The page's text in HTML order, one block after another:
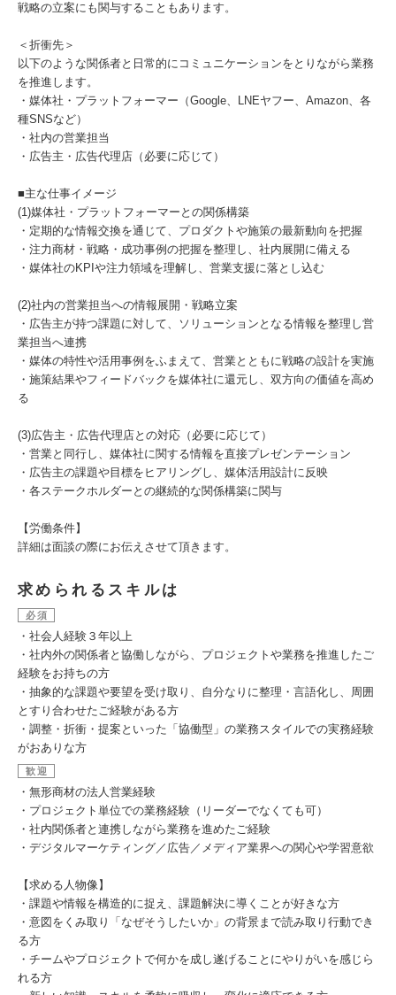
戦略の立案にも関与することもあります。
＜折衝先＞
以下のような関係者と日常的にコミュニケーションをとりながら業務
を推進します。
・媒体社・プラットフォーマー（Google、LNEヤフー、Amazon、各
種SNSなど）
・社内の営業担当
・広告主・広告代理店（必要に応じて）
■主な仕事イメージ
(1)媒体社・プラットフォーマーとの関係構築
・定期的な情報交換を通じて、プロダクトや施策の最新動向を把握
・注力商材・戦略・成功事例の把握を整理し、社内展開に備える
・媒体社のKPIや注力領域を理解し、営業支援に落とし込む
(2)社内の営業担当への情報展開・戦略立案
・広告主が持つ課題に対して、ソリューションとなる情報を整理し営
業担当へ連携
・媒体の特性や活用事例をふまえて、営業とともに戦略の設計を実施
・施策結果やフィードバックを媒体社に還元し、双方向の価値を高め
る
(3)広告主・広告代理店との対応（必要に応じて）
・営業と同行し、媒体社に関する情報を直接プレゼンテーション
・広告主の課題や目標をヒアリングし、媒体活用設計に反映
・各ステークホルダーとの継続的な関係構築に関与
【労働条件】
詳細は面談の際にお伝えさせて頂きます。
求められるスキルは
必須
・社会人経験３年以上
・社内外の関係者と協働しながら、プロジェクトや業務を推進したご
経験をお持ちの方
・抽象的な課題や要望を受け取り、自分なりに整理・言語化し、周囲
とすり合わせたご経験がある方
・調整・折衝・提案といった「協働型」の業務スタイルでの実務経験
がおありな方
歓迎
・無形商材の法人営業経験
・プロジェクト単位での業務経験（リーダーでなくても可）
・社内関係者と連携しながら業務を進めたご経験
・デジタルマーケティング／広告／メディア業界への関心や学習意欲
【求める人物像】
・課題や情報を構造的に捉え、課題解決に導くことが好きな方
・意図をくみ取り「なぜそうしたいか」の背景まで読み取り行動でき
る方
・チームやプロジェクトで何かを成し遂げることにやりがいを感じら
れる方